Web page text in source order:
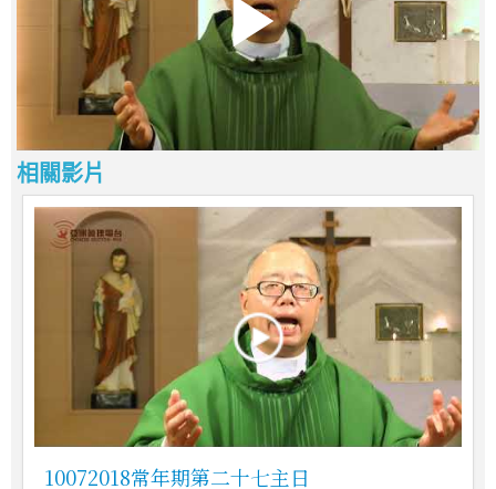
相關影片
10072018常年期第二十七主日